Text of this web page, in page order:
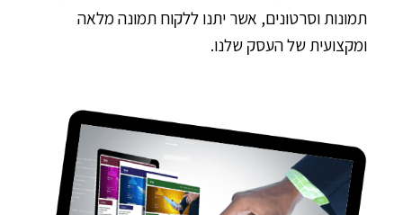
תמונות וסרטונים, אשר יתנו ללקוח תמונה מלאה
ומקצועית של העסק שלנו.